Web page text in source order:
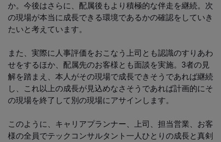
か。今後はさらに、配属後もより積極的な伴走を継続。次
の現場が本当に成長できる環境であるかの確認をしていき
たいと考えています。
また、実際に人事評価をおこなう上司とも認識のすりあわ
せをするほか、配属先のお客様とも面談を実施。3者の見
解を踏まえ、本人がその現場で成長できそうであれば継続
し、これ以上の成長が見込めなさそうであれば計画的にそ
の現場を終了して別の現場にアサインします。
このように、キャリアプランナー、上司、担当営業、お客
様の全員でテックコンサルタント一人ひとりの成長と真剣